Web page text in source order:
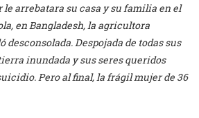
le arrebatara su casa y su familia en el
en Bangladesh, la agricultora
desconsolada. Despojada de todas sus
inundada y sus seres queridos
Pero al final, la frágil mujer de 36